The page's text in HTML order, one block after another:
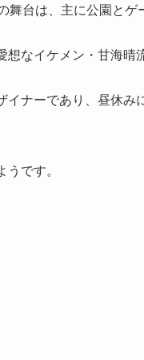
舞台は、主に公園とゲ
なイケメン・甘海晴
イナーであり、昼休
です。